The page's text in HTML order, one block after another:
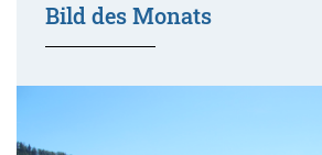
Bild des Monats